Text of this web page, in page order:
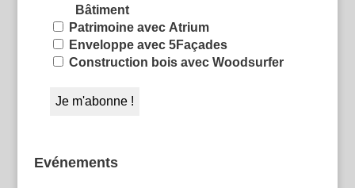
Bâtiment
Patrimoine avec Atrium
Enveloppe avec 5Façades
Construction bois avec Woodsurfer
Evénements